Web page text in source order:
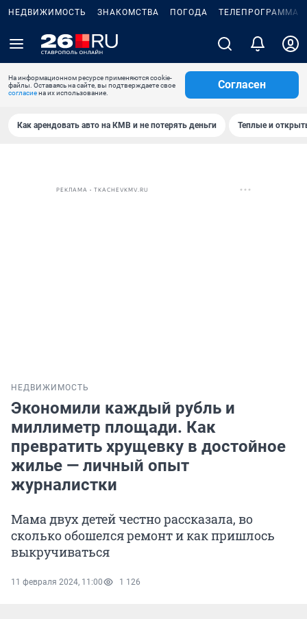
НЕДВИЖИМОСТЬ ЗНАКОМСТВА ПОГОДА ТЕЛЕПРОГРАММА
На информационном ресурсе применяются cookie-
файлы. Оставаясь на сайте, вы подтверждаете свое
согласиена их использование.
Согласен
Как арендовать авто на КМВ и не потерять деньги Теплые и
РЕКЛАМА • TKACHEVKMV.RU
НЕДВИЖИМОСТЬ
Экономили каждый рубль и
миллиметр площади. Как
превратить хрущевку в достойное
жилье — личный опыт
журналистки
Мама двух детей честно рассказала, во
сколько обошелся ремонт и как пришлось
выкручиваться
11 февраля 2024, 11:00 1 126